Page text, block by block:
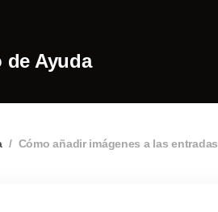
de Ayuda
/ Cómo añadir imágenes a las entradas